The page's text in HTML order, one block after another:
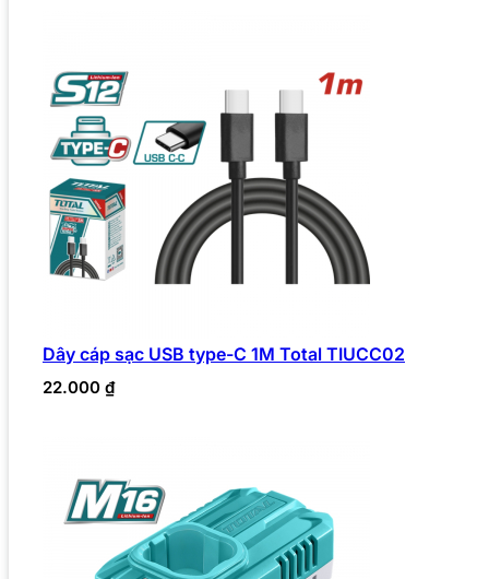
Dây cáp sạc USB type-C 1M Total TIUCC02
22.000 ₫